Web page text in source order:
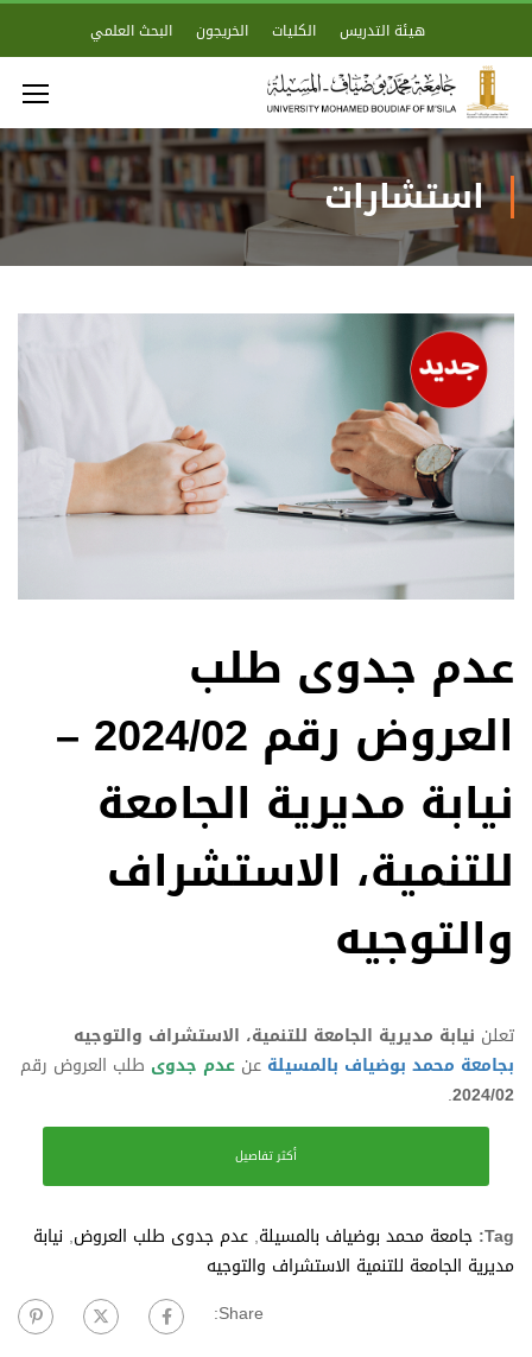
هيئة التدريس الكليات الخريجون البحث العلمي
استشارات
عدم جدوى طلب
العروض رقم 2024/02 –
نيابة مديرية الجامعة
للتنمية، الاستشراف
والتوجيه
تعلن نيابة مديرية الجامعة للتنمية، الاستشراف والتوجيه
بجامعة محمد بوضياف بالمسيلة عن عدم جدوى طلب العروض رقم
2024/02
.
أكثر تفاصيل
Tag: جامعة محمد بوضياف بالمسيلة, عدم جدوى طلب العروض, نيابة
مديرية الجامعة للتنمية الاستشراف والتوجيه
Share: